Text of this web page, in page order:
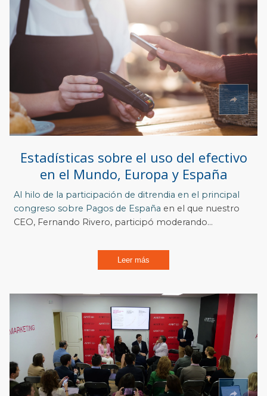
Estadísticas sobre el uso del efectivo
en el Mundo, Europa y España
Al hilo de la participación de ditrendia en el principal
congreso sobre Pagos de España en el que nuestro
CEO, Fernando Rivero, participó moderando...
Leer más